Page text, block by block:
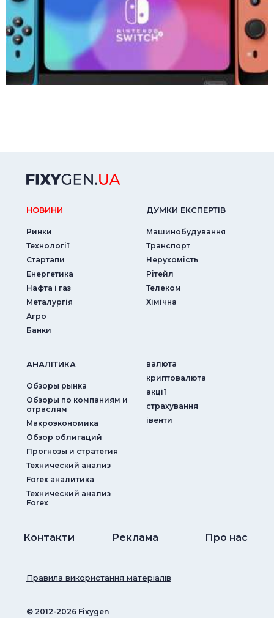
НОВИНИ
Ринки
Технології
Стартапи
Енергетика
Нафта і газ
Металургія
Агро
Банки
ДУМКИ ЕКСПЕРТIВ
Машинобудування
Транспорт
Нерухомість
Рітейл
Телеком
Хімічна
АНАЛIТИКА
Обзоры рынка
Обзоры по компаниям и
отраслям
Макроэкономика
Обзор облигаций
Прогнозы и стратегия
Технический анализ
Forex аналитика
Технический анализ
Forex
валюта
криптовалюта
акції
страхування
iвенти
Контакти Реклама Про нас
© ‎2012-2026 Fixygen
Правила використання матеріалів